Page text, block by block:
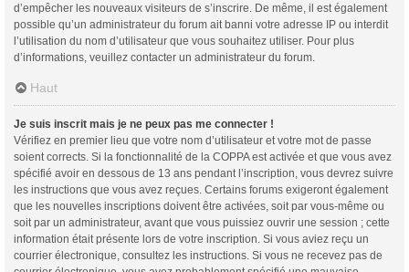
d’empêcher les nouveaux visiteurs de s’inscrire. De même, il est également
possible qu’un administrateur du forum ait banni votre adresse IP ou interdit
l’utilisation du nom d’utilisateur que vous souhaitez utiliser. Pour plus
d’informations, veuillez contacter un administrateur du forum.
Haut
Je suis inscrit mais je ne peux pas me connecter !
Vérifiez en premier lieu que votre nom d’utilisateur et votre mot de passe
soient corrects. Si la fonctionnalité de la COPPA est activée et que vous avez
spécifié avoir en dessous de 13 ans pendant l’inscription, vous devrez suivre
les instructions que vous avez reçues. Certains forums exigeront également
que les nouvelles inscriptions doivent être activées, soit par vous-même ou
soit par un administrateur, avant que vous puissiez ouvrir une session ; cette
information était présente lors de votre inscription. Si vous aviez reçu un
courrier électronique, consultez les instructions. Si vous ne recevez pas de